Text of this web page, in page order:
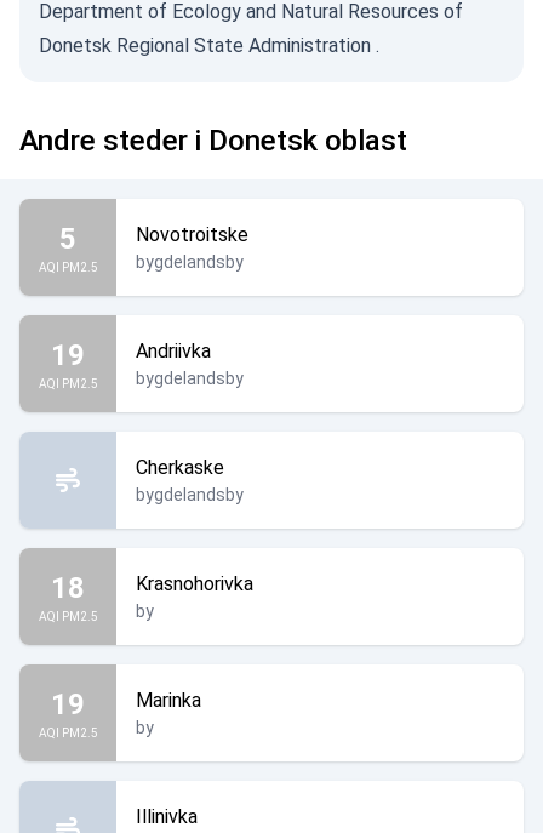
Department of Ecology and Natural Resources of
Donetsk Regional State Administration .
Andre steder i Donetsk oblast
5
AQI PM2.5
Novotroitske
bygdelandsby
19
AQI PM2.5
Andriivka
bygdelandsby
Cherkaske
bygdelandsby
18
AQI PM2.5
Krasnohorivka
by
19
AQI PM2.5
Marinka
by
Illinivka